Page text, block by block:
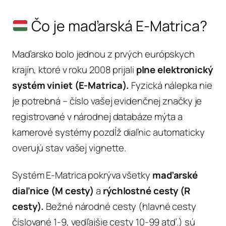
Čo je maďarská E-Matrica?
Maďarsko bolo jednou z prvých európskych
krajín, ktoré v roku 2008 prijali plne elektronický
systém viniet (E-Matrica). Fyzická nálepka nie
je potrebná – číslo vašej evidenčnej značky je
registrované v národnej databáze mýta a
kamerové systémy pozdĺž diaľnic automaticky
overujú stav vašej vignette.
Systém E-Matrica pokrýva všetky maďarské
diaľnice (M cesty) a rýchlostné cesty (R
cesty). Bežné národné cesty (hlavné cesty
číslované 1-9, vedľajšie cesty 10-99 atď.) sú